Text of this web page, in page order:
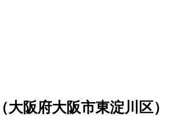
阪府大阪市東淀川区）